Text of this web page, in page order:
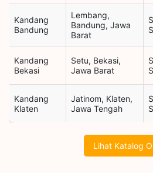
Kandang
Bandung
Lembang,
Bandung, Jawa
Barat
Kandang
Bekasi
Setu, Bekasi,
Jawa Barat
Kandang
Klaten
Jatinom, Klaten,
Jawa Tengah
Lihat Katalog